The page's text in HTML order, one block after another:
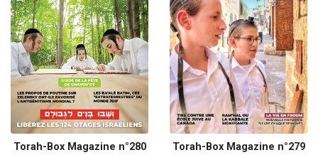
Torah-Box Magazine n°280
Torah-Box Magazine n°279